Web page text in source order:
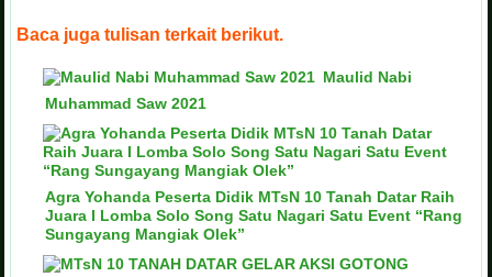
Baca juga tulisan terkait berikut.
Maulid Nabi
Muhammad Saw 2021
Agra Yohanda Peserta Didik MTsN 10 Tanah Datar Raih
Juara I Lomba Solo Song Satu Nagari Satu Event “Rang
Sungayang Mangiak Olek”